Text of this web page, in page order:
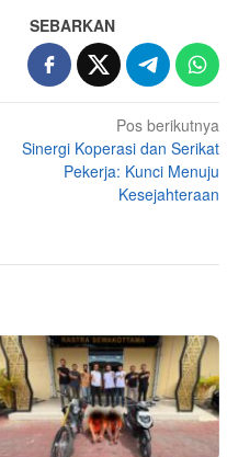
SEBARKAN
Pos berikutnya
Sinergi Koperasi dan Serikat
Pekerja: Kunci Menuju
Kesejahteraan